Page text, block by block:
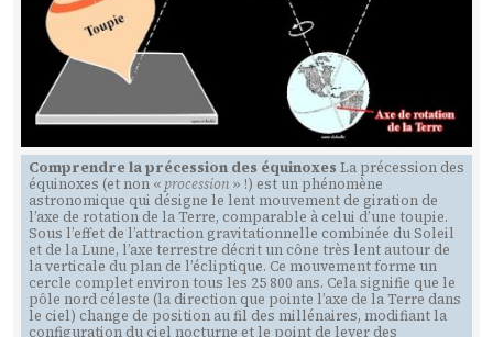
Comprendre la précession des équinoxes La précession des
équinoxes (et non « procession» !) est un phénomène
astronomique qui désigne le lent mouvement de giration de
l’axe de rotation de la Terre, comparable à celui d’une toupie.
Sous l’effet de l’attraction gravitationnelle combinée du Soleil
et de la Lune, l’axe terrestre décrit un cône très lent autour de
la verticale du plan de l’écliptique. Ce mouvement forme un
cercle complet environ tous les 25 800 ans. Cela signifie que le
pôle nord céleste (la direction que pointe l’axe de la Terre dans
le ciel) change de position au fil des millénaires, modifiant la
configuration du ciel nocturne et le point de lever des